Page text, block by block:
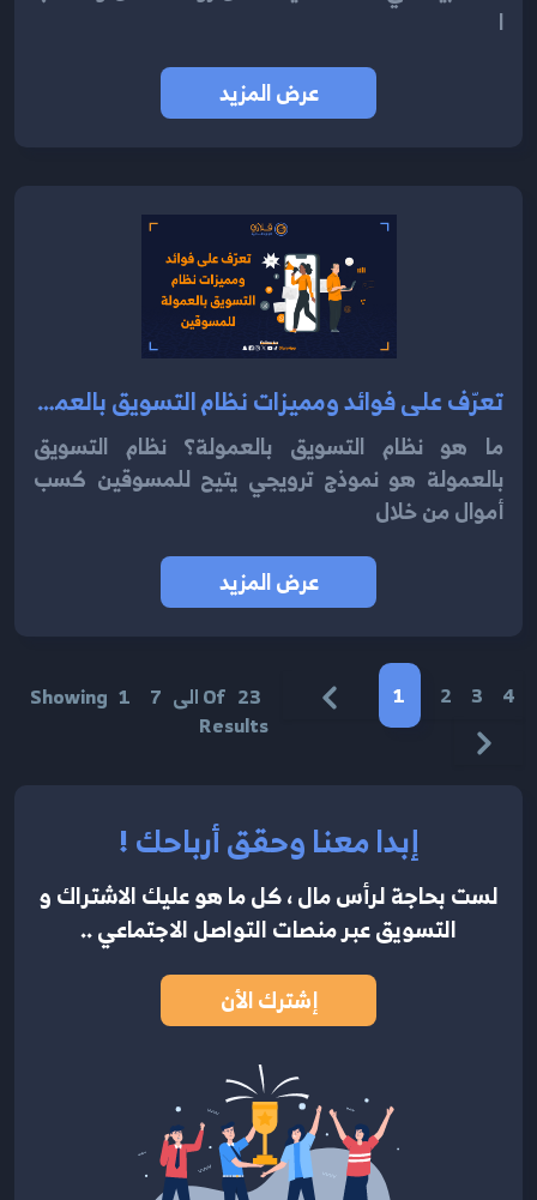
ا
عرض المزيد
تعرّف على فوائد ومميزات نظام التسويق بالعمولة للمسوقين 2024
ما هو نظام التسويق بالعمولة؟ نظام التسويق
بالعمولة هو نموذج ترويجي يتيح للمسوقين كسب
أموال من خلال
عرض المزيد
Showing 1 الى 7 Of 23
Results
1 2 3 4
إبدا معنا وحقق أرباحك !
لست بحاجة لرأس مال ، كل ما هو عليك الاشتراكو
التسويق عبر منصات التواصل الاجتماعي ..
إشترك الأن